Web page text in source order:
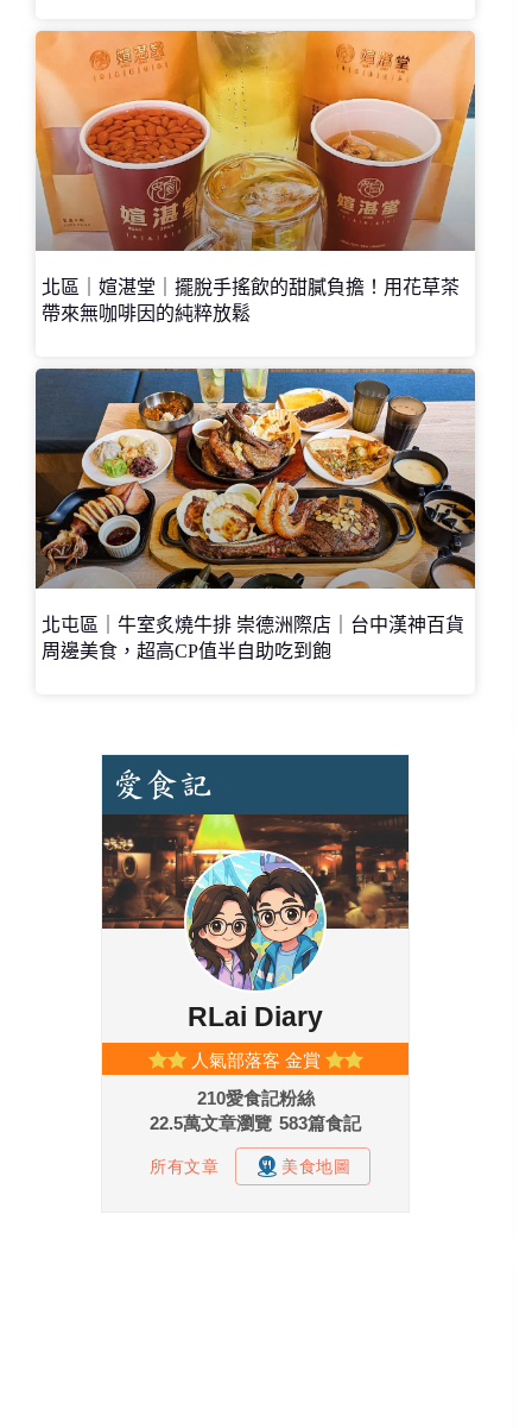
北區｜媗湛堂｜擺脫手搖飲的甜膩負擔！用花草茶
帶來無咖啡因的純粹放鬆
北屯區｜牛室炙燒牛排 崇德洲際店｜台中漢神百貨
周邊美食，超高CP值半自助吃到飽